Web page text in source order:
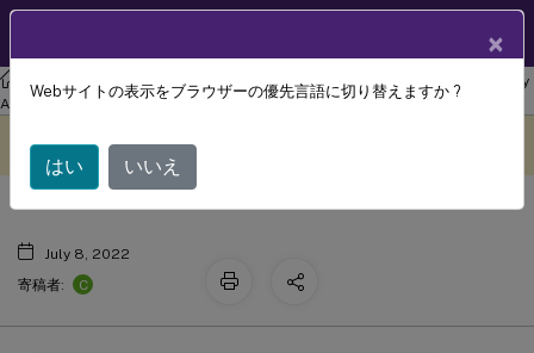
リナックス バーチャル デリバリー エージェント
Linux Virtual Delivery
Agent 2204
翻訳されています。
認証
July 8, 2022
寄稿者:
C
×
Webサイトの表示をブラウザーの優先言語に切り替えますか ?
はい いいえ